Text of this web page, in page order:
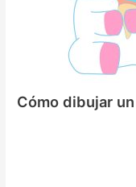
Cómo dibujar